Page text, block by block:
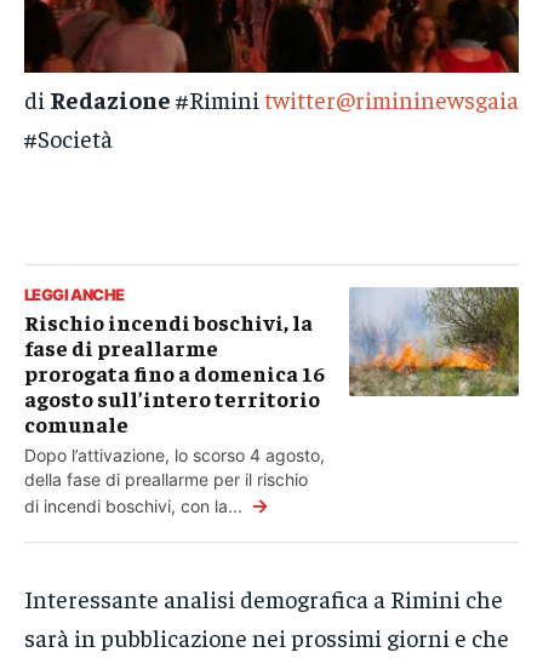
di Redazione #Rimini twitter@rimininewsgaia
#Società
LEGGI ANCHE
Rischio incendi boschivi, la
fase di preallarme
prorogata fino a domenica 16
agosto sull’intero territorio
comunale
Dopo l’attivazione, lo scorso 4 agosto,
della fase di preallarme per il rischio
di incendi boschivi, con la... →
Interessante analisi demografica a Rimini che
sarà in pubblicazione nei prossimi giorni e che